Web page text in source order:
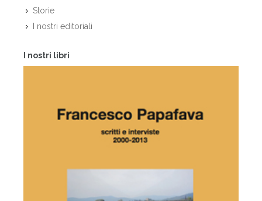
Storie
I nostri editoriali
I nostri libri